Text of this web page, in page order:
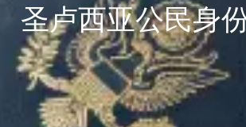
圣卢西亚公民身